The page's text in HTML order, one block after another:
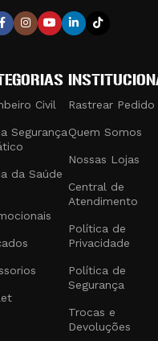
garantindo a máxima
para bombeiros
e design funcional.
de perna, jet loaders,
praticidade e
bastões e tonfas,
e escolta.
e emborrachados,
profissionalismo aos
Civil
Segurança
da Saúde
Rastrear Pedido
Quem Somos
Nossas Lojas
Central de
Atendimento
Política de
Privacidade
Política de
Segurança
Trocas e
Devoluções